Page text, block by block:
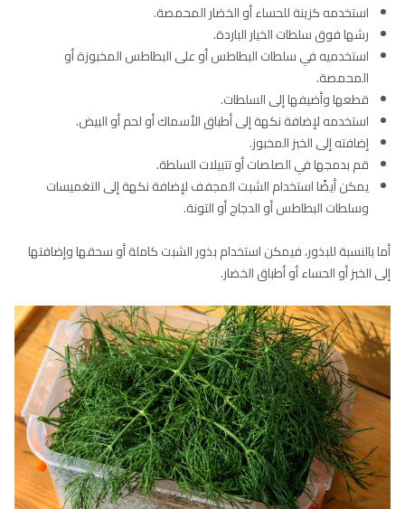
استخدمه كزينة للحساء أو الخضار المحمصة.
رشها فوق سلطات الخيار الباردة.
استخدميه في سلطات البطاطس أو على البطاطس المخبوزة أو
المحمصة.
قطعها وأضيفها إلى السلطات.
استخدمه لإضافة نكهة إلى أطباق الأسماك أو لحم أو البيض.
إضافته إلى الخبز المخبوز.
قم بدمجها في الصلصات أو تتبيلات السلطة.
يمكن أيضًا استخدام الشبت المجفف لإضافة نكهة إلى التغميسات
وسلطات البطاطس أو الدجاج أو التونة.
أما بالنسبة للبذور، فيمكن استخدام بذور الشبت كاملة أو سحقها وإضافتها
إلى الخبز أو الحساء أو أطباق الخضار.